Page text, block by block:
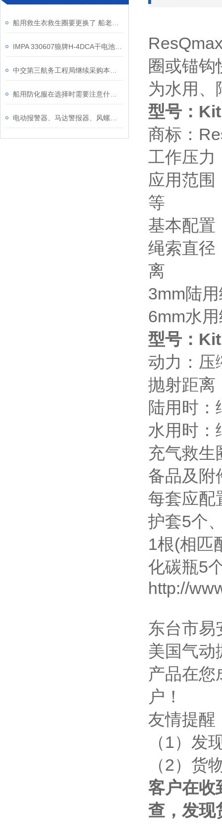
圈或锚
为水用、
型号：
商标：
工作压力
应用范围
等
基本配置
绳索直
离
3mm
6mm
型号：
动力：压
抛射距离
陆用时
水用时：
充气救生
备品及附
每套应配
护套5个
1根(相匹
化碳瓶5
http://
东台市易
美国气动
产品在您
户！
友情提醒
（1）发
（2）货
客户在收
查，发现